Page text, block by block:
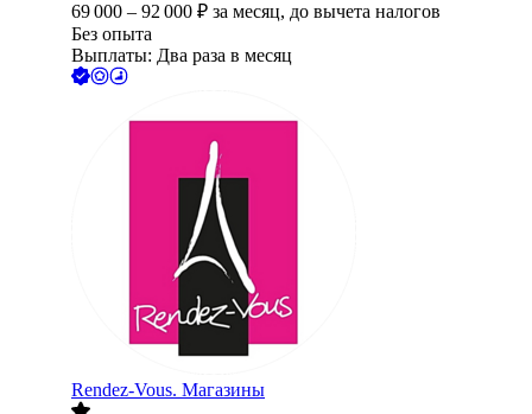
69 000 – 92 000 ₽ за месяц, до вычета налогов
Без опыта
Выплаты: Два раза в месяц
Rendez-Vous. Магазины